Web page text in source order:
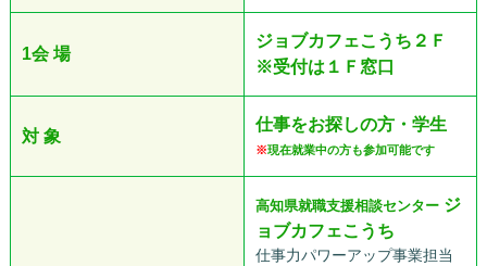
1会 場
ジョブカフェこうち２Ｆ
※受付は１Ｆ窓口
対 象
仕事をお探しの方・学生
※現在就業中の方も参加可能です
高知県就職支援相談センター ジ
ョブカフェこうち
仕事力パワーアップ事業担当